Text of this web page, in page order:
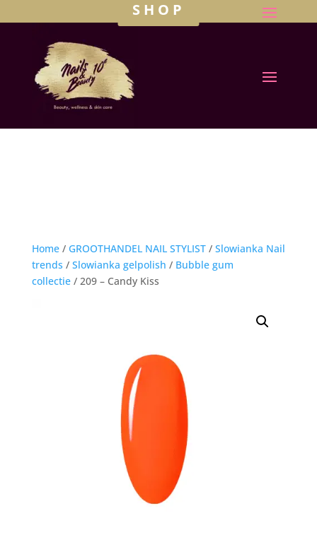
SHOP
Home/ GROOTHANDEL NAIL STYLIST/ Slowianka Nail
trends / Slowianka gelpolish / Bubble gum
collectie/ 209 – Candy Kiss